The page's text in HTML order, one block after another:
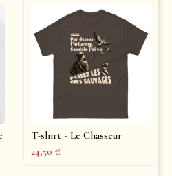
T-shirt - Le Chasseur
24,50 €